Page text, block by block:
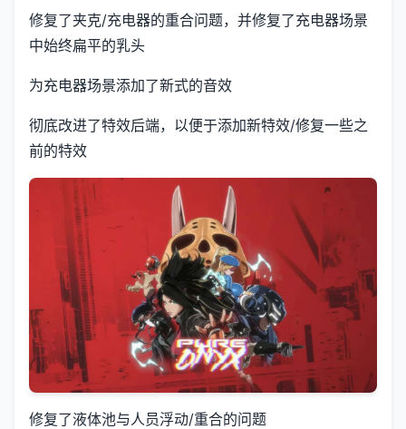
修复了夹克/充电器的重合问题，并修复了充电器场景
中始终扁平的乳头
为充电器场景添加了新式的音效
彻底改进了特效后端，以便于添加新特效/修复一些之
前的特效
修复了液体池与人员浮动/重合的问题